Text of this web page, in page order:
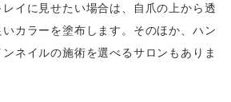
イに見せたい場合は、自爪の上から透
カラーを塗布します。そのほか、ハン
ンネイルの施術を選べるサロンもありま